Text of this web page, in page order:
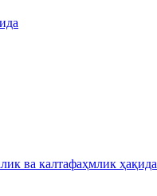
ва калтафаҳмлик ҳақида